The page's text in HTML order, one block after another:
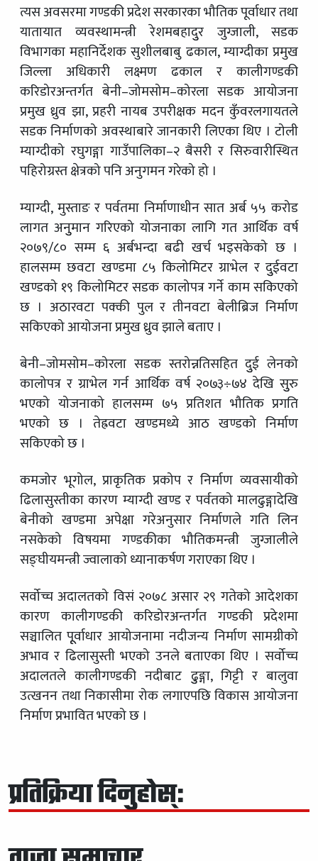
त्यस अवसरमा गण्डकी प्रदेश सरकारका भौतिक पूर्वाधार तथा
यातायात व्यवस्थामन्त्री रेशमबहादुुर जुग्जाली, सडक
विभागका महानिर्देशक सुशीलबाबु ढकाल, म्याग्दीका प्रमुख
जिल्ला अधिकारी लक्ष्मण ढकाल र कालीगण्डकी
करिडोरअन्तर्गत बेनी–जोमसोम–कोरला सडक आयोजना
प्रमुख ध्रुव झा, प्रहरी नायब उपरीक्षक मदन कुँवरलगायतले
सडक निर्माणको अवस्थाबारे जानकारी लिएका थिए । टोली
म्याग्दीको रघुगङ्गा गाउँपालिका–२ बैसरी र सिरुवारीस्थित
पहिरोग्रस्त क्षेत्रको पनि अनुगमन गरेको हो ।
म्याग्दी, मुस्ताङ र पर्वतमा निर्माणाधीन सात अर्ब ५५ करोड
लागत अनुुमान गरिएको योजनाका लागि गत आर्थिक वर्ष
२०७९/८० सम्म ६ अर्बभन्दा बढी खर्च भइसकेको छ ।
हालसम्म छवटा खण्डमा ८५ किलोमिटर ग्राभेल र दुुईवटा
खण्डको १९ किलोमिटर सडक कालोपत्र गर्ने काम सकिएको
छ । अठारवटा पक्की पुल र तीनवटा बेलीब्रिज निर्माण
सकिएको आयोजना प्रमुख ध्रुव झाले बताए ।
बेनी–जोमसोम–कोरला सडक स्तरोन्नतिसहित दुुई लेनको
कालोपत्र र ग्राभेल गर्न आर्थिक वर्ष २०७३÷७४ देखि सुुरु
भएको योजनाको हालसम्म ७५ प्रतिशत भौतिक प्रगति
भएको छ । तेह्रवटा खण्डमध्ये आठ खण्डको निर्माण
सकिएको छ ।
कमजोर भूगोल, प्राकृतिक प्रकोप र निर्माण व्यवसायीको
ढिलासुस्तीका कारण म्याग्दी खण्ड र पर्वतको मालढुङ्गादेखि
बेनीको खण्डमा अपेक्षा गरेअनुसार निर्माणले गति लिन
नसकेको विषयमा गण्डकीका भौतिकमन्त्री जुग्जालीले
सङ्घीयमन्त्री ज्वालाको ध्यानाकर्षण गराएका थिए ।
सर्वोच्च अदालतको विसं २०७८ असार २९ गतेको आदेशका
कारण कालीगण्डकी करिडोरअन्तर्गत गण्डकी प्रदेशमा
सञ्चालित पूूर्वाधार आयोजनामा नदीजन्य निर्माण सामग्रीको
अभाव र ढिलासुस्ती भएको उनले बताएका थिए । सर्वोच्च
अदालतले कालीगण्डकी नदीबाट ढुुङ्गा, गिट्टी र बालुवा
उत्खनन तथा निकासीमा रोक लगाएपछि विकास आयोजना
निर्माण प्रभावित भएको छ ।
प्रतिक्रिया दिनुहोस्: